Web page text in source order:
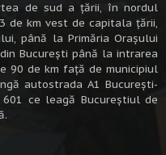
de sud a ţării, în nordul
de km vest de capitala țării,
până la Primăria Orașului
București până la intrarea
90 de km faţă de municipiul
autostrada A1 Bucureşti-
ce leagă Bucureştiul de